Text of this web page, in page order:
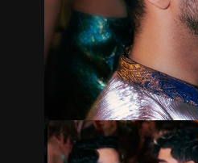
劇照 推薦影片